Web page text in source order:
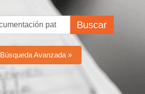
Buscar
Búsqueda Avanzada »